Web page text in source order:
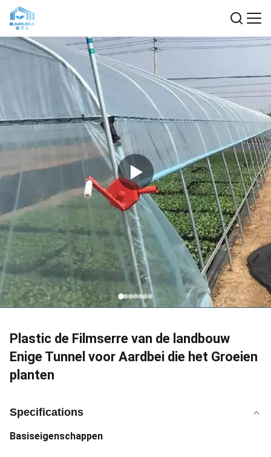
Plastic de Filmserre van de landbouw
Enige Tunnel voor Aardbei die het Groeien
planten
Specifications
Basiseigenschappen